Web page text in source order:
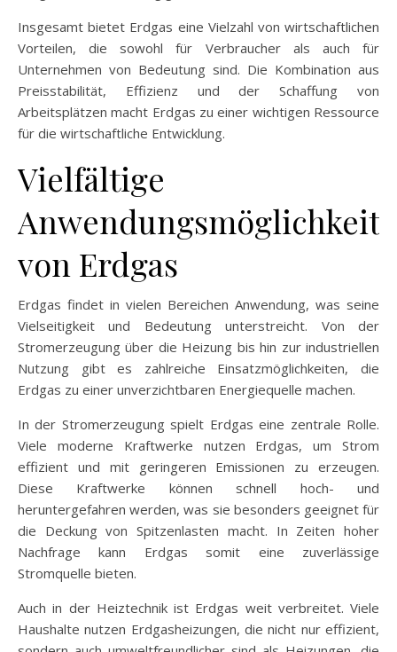
Insgesamt bietet Erdgas eine Vielzahl von wirtschaftlichen
Vorteilen, die sowohl für Verbraucher als auch für
Unternehmen von Bedeutung sind. Die Kombination aus
Preisstabilität, Effizienz und der Schaffung von
Arbeitsplätzen macht Erdgas zu einer wichtigen Ressource
für die wirtschaftliche Entwicklung.
Vielfältige
von Erdgas
Erdgas findet in vielen Bereichen Anwendung, was seine
Vielseitigkeit und Bedeutung unterstreicht. Von der
Stromerzeugung über die Heizung bis hin zur industriellen
Nutzung gibt es zahlreiche Einsatzmöglichkeiten, die
Erdgas zu einer unverzichtbaren Energiequelle machen.
In der Stromerzeugung spielt Erdgas eine zentrale Rolle.
Viele moderne Kraftwerke nutzen Erdgas, um Strom
effizient und mit geringeren Emissionen zu erzeugen.
Diese Kraftwerke können schnell hoch- und
heruntergefahren werden, was sie besonders geeignet für
die Deckung von Spitzenlasten macht. In Zeiten hoher
Nachfrage kann Erdgas somit eine zuverlässige
Stromquelle bieten.
Auch in der Heiztechnik ist Erdgas weit verbreitet. Viele
Haushalte nutzen Erdgasheizungen, die nicht nur effizient,